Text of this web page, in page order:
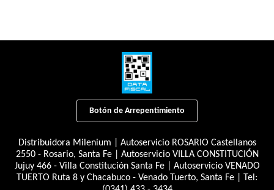
Botón de Arrepentimiento
Distribuidora Milenium | Autoservicio ROSARIO Castellanos
2550 - Rosario, Santa Fe | Autoservicio VILLA CONSTITUCIÓN
Jujuy 466 - Villa Constitución Santa Fe | Autoservicio VENADO
TUERTO Ruta 8 y Chacabuco - Venado Tuerto, Santa Fe | Tel: